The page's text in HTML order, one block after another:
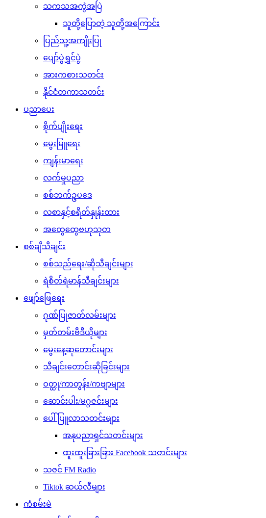
သကသအကွဲအပြဲ
သူတို့ပြောတဲ့ သူတို့အကြောင်း
ပြည်သူ့အကျိုးပြု
ပျော်ပွဲရွှင်ပွဲ
အားကစားသတင်း
နိုင်ငံတကာသတင်း
ပညာပေး
စိုက်ပျိုးရေး
မွေးမြူရေး
ကျန်းမာရေး
လက်မှုပညာ
စစ်ဘက်ဥပဒေ
လစာနှင့်စရိတ်နှုန်းထား
အထွေထွေဗဟုသုတ
စစ်ချီသီချင်း
စစ်သည်ရေး/ဆိုသီချင်းများ
ရဲစိတ်ရဲမာန်သီချင်းများ
ဖျော်ဖြေရေး
ဂုဏ်ပြုဇာတ်လမ်းများ
မှတ်တမ်းဗီဒီယိုများ
မွေးနေ့ဆုတောင်းများ
သီချင်းတောင်းဆိုခြင်းများ
ဝတ္ထု/ကာတွန်း/ကဗျာများ
ဆောင်းပါး/မဂ္ဂဇင်းများ
ပေါ်ပြူလာသတင်းများ
အနုပညာရှင်သတင်းများ
ထူးထူးခြားခြား Facebook သတင်းများ
သဇင် FM Radio
Tiktok ဆယ်လီများ
ကံစမ်းမဲ